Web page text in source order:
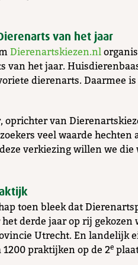
van het jaar
Dierenartskiezen.nl
van het jaar.
dierenarts. Daarmee
oprichter van
veel waarde
verkiezing willen we
toen bleek dat
derde jaar op rij
Utrecht. En landelijk
praktijken op de 2e